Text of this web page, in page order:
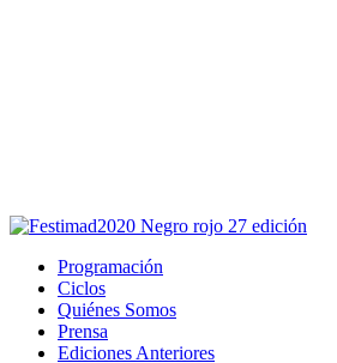
Programación
Ciclos
Quiénes Somos
Prensa
Ediciones Anteriores